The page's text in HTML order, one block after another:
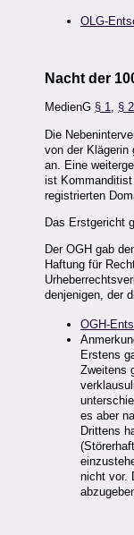
OLG-
Nacht der
MedienG § 1, §
Die
von der Klägerin
an. Eine
ist
registrierten
Das Erstgericht
Der OGH gab
Haftung für
denjenigen, der
OGH-
Erstens
Zweitens
es aber
Drittens
nicht vor.